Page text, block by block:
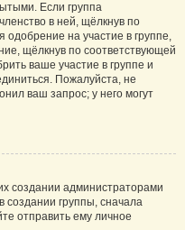
Если группа
в ней, щёлкнув по
одобрение на участие в группе,
щёлкнув по соответствующей
ваше участие в группе и
Пожалуйста, не
ваш запрос; у него могут
создании администраторами
группы, сначала
отправить ему личное